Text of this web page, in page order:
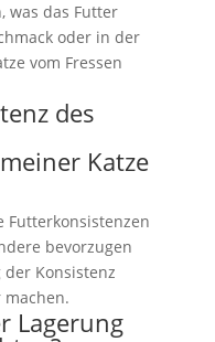
was das Futter
oder in der
vom Fressen
des
Katze
Futterkonsistenzen
bevorzugen
Konsistenz
Lagerung